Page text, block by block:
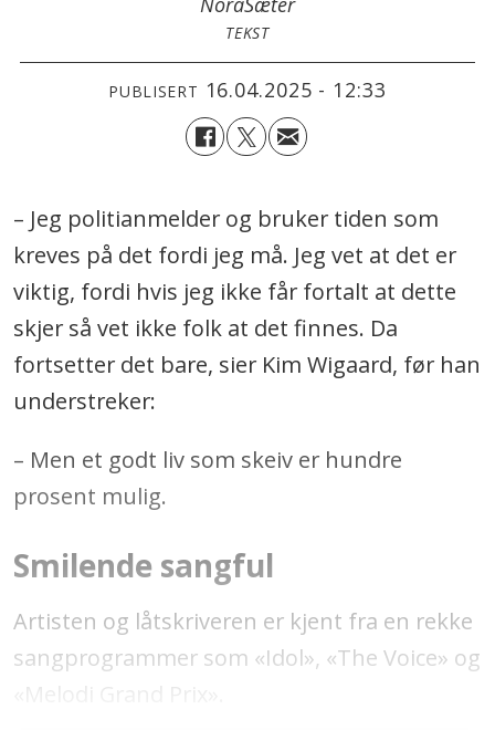
TEKST
PUBLISERT 16.04.2025 - 12:33
– Jeg politianmelder og bruker tiden som
kreves på det fordi jeg må. Jeg vet at det er
viktig, fordi hvis jeg ikke får fortalt at dette
skjer så vet ikke folk at det finnes. Da
fortsetter det bare, sier Kim Wigaard, før han
understreker:
– Men et godt liv som skeiv er hundre
prosent mulig.
Smilende sangful
Artisten og låtskriveren er kjent fra en rekke
sangprogrammer som «Idol», «The Voice» og